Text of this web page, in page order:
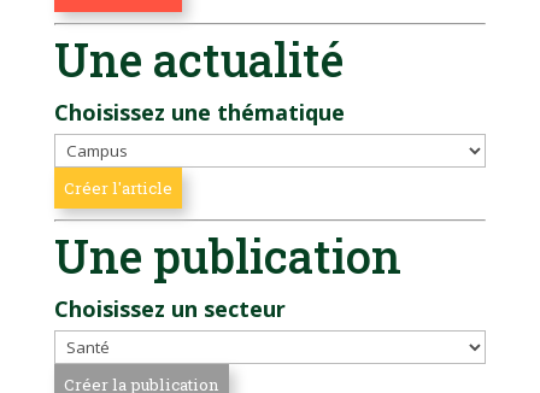
Une actualité
Choisissez une thématique
Une publication
Choisissez un secteur